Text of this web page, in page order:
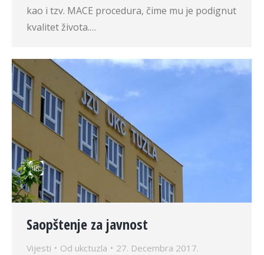
kao i tzv. MACE procedura, čime mu je podignut
kvalitet života.…
Saopštenje za javnost
Vijesti Od ukctuzla 27. Decembra 2017.